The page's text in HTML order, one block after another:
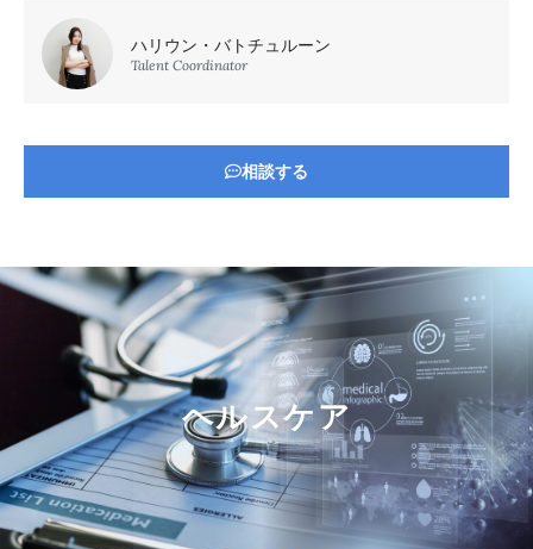
ハリウン・バトチュルーン
Talent Coordinator
相談する
ヘルスケア